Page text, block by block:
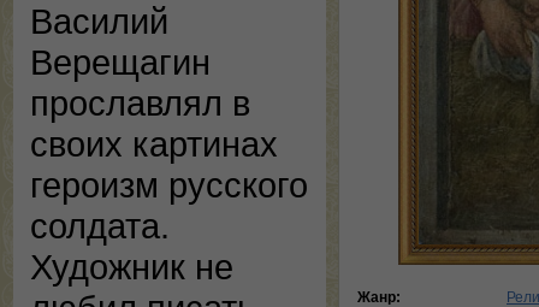
Василий
Верещагин
прославлял в
своих картинах
героизм русского
солдата.
Художник не
Жанр: